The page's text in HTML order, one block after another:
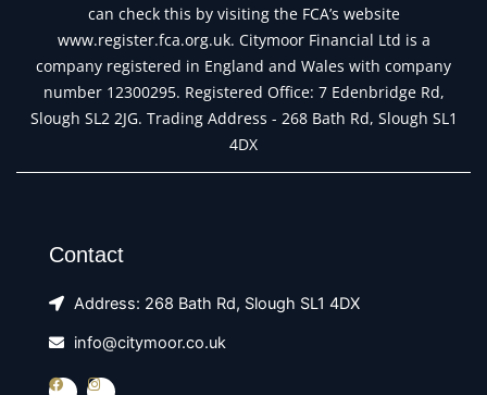
can check this by visiting the FCA’s website
www.register.fca.org.uk. Citymoor Financial Ltd is a
company registered in England and Wales with company
number 12300295. Registered Office: 7 Edenbridge Rd,
Slough SL2 2JG. Trading Address - 268 Bath Rd, Slough SL1
4DX
Contact
Address: 268 Bath Rd, Slough SL1 4DX
info@citymoor.co.uk
F
I